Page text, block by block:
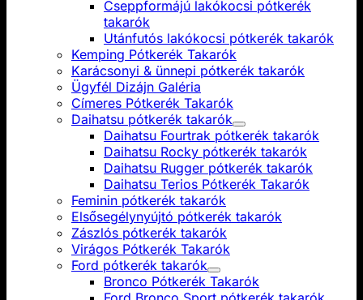
Cseppformájú lakókocsi pótkerék
takarók
Utánfutós lakókocsi pótkerék takarók
Kemping Pótkerék Takarók
Karácsonyi & ünnepi pótkerék takarók
Ügyfél Dizájn Galéria
Címeres Pótkerék Takarók
Daihatsu pótkerék takarók
Daihatsu Fourtrak pótkerék takarók
Daihatsu Rocky pótkerék takarók
Daihatsu Rugger pótkerék takarók
Daihatsu Terios Pótkerék Takarók
Feminin pótkerék takarók
Elsősegélynyújtó pótkerék takarók
Zászlós pótkerék takarók
Virágos Pótkerék Takarók
Ford pótkerék takarók
Bronco Pótkerék Takarók